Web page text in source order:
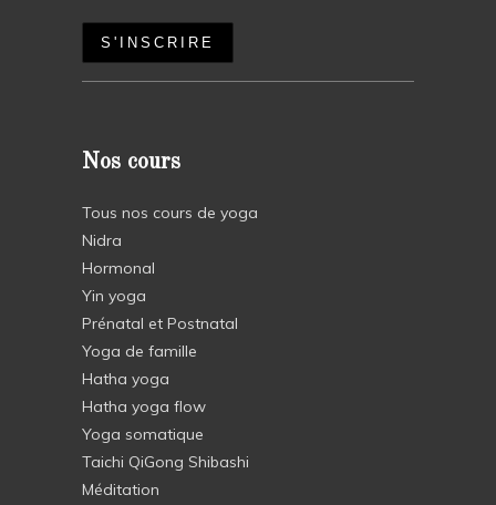
Nos cours
Tous nos cours de yoga
Nidra
Hormonal
Yin yoga
Prénatal et Postnatal
Yoga de famille
Hatha yoga
Hatha yoga flow
Yoga somatique
Taichi QiGong Shibashi
Méditation